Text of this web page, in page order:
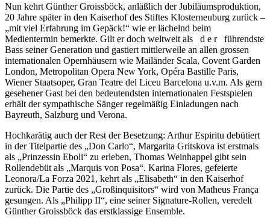
Nun kehrt Günther Groissböck, anläßlich der Jubiläumsproduktion,
20 Jahre später in den Kaiserhof des Stiftes Klosterneuburg zurück –
„mit viel Erfahrung im Gepäck!“ wie er lächelnd beim
Medientermin bemerkte. Gilt er doch weltweit als d e r führendste
Bass seiner Generation und gastiert mittlerweile an allen grossen
internationalen Opernhäusern wie Mailänder Scala, Covent Garden
London, Metropolitan Opera New York, Opéra Bastille Paris,
Wiener Staatsoper, Gran Teatre del Liceu Barcelona u.v.m. Als gern
gesehener Gast bei den bedeutendsten internationalen Festspielen
erhält der sympathische Sänger regelmäßig Einladungen nach
Bayreuth, Salzburg und Verona.
Hochkarätig auch der Rest der Besetzung: Arthur Espiritu debütiert
in der Titelpartie des „Don Carlo“, Margarita Gritskova ist erstmals
als „Prinzessin Eboli“ zu erleben, Thomas Weinhappel gibt sein
Rollendebüt als „Marquis von Posa“. Karina Flores, gefeierte
Leonora/La Forza 2021, kehrt als „Elisabeth“ in den Kaiserhof
zurück. Die Partie des „Großinquisitors“ wird von Matheus França
gesungen. Als „Philipp II“, eine seiner Signature-Rollen, veredelt
Günther Groissböck das erstklassige Ensemble.